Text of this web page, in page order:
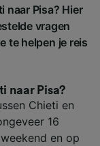
naar Pisa? Hier
vragen
te helpen je reis
naar Pisa?
Chieti en
16
en op